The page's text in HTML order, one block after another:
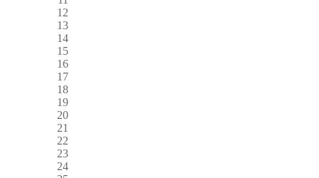
12
13
14
15
16
17
18
19
20
21
22
23
24